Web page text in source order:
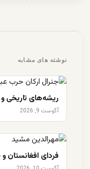
نوشته های مشابه
ریشه‌های تاریخی و
آگوست 9, 2026
فردای افغانستان